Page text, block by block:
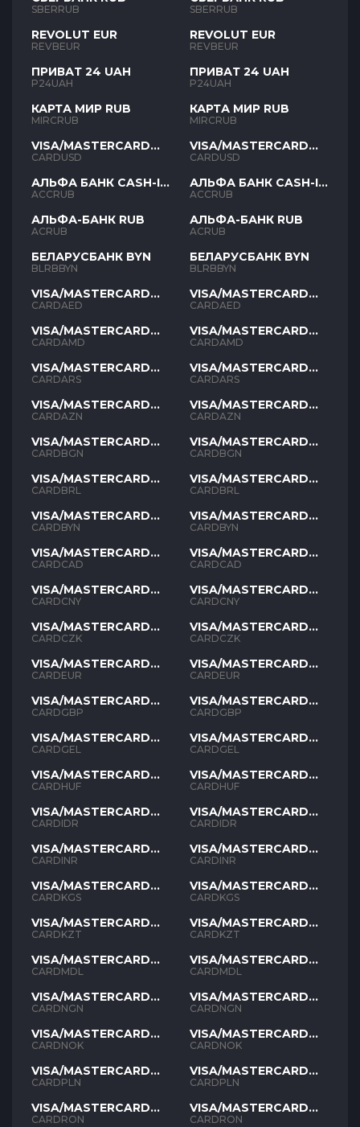
SBERRUB
REVOLUT EUR
REVBEUR
ПРИВАТ 24 UAH
P24UAH
КАРТА МИР RUB
MIRCRUB
VISA/MASTERCARD
USD
CARDUSD
АЛЬФА БАНК CASH-IN
RUB
ACCRUB
АЛЬФА-БАНК RUB
ACRUB
БЕЛАРУСБАНК BYN
BLRBBYN
VISA/MASTERCARD
AED
CARDAED
VISA/MASTERCARD
AMD
CARDAMD
VISA/MASTERCARD
ARS
CARDARS
VISA/MASTERCARD
AZN
CARDAZN
VISA/MASTERCARD
BGN
CARDBGN
VISA/MASTERCARD
BRL
CARDBRL
VISA/MASTERCARD
BYN
CARDBYN
VISA/MASTERCARD
CAD
CARDCAD
VISA/MASTERCARD
CNY
CARDCNY
VISA/MASTERCARD
CZK
CARDCZK
VISA/MASTERCARD
EUR
CARDEUR
VISA/MASTERCARD
GBP
CARDGBP
VISA/MASTERCARD
GEL
CARDGEL
VISA/MASTERCARD
HUF
CARDHUF
VISA/MASTERCARD
IDR
CARDIDR
VISA/MASTERCARD
INR
CARDINR
VISA/MASTERCARD
KGS
CARDKGS
VISA/MASTERCARD
KZT
CARDKZT
VISA/MASTERCARD
MDL
CARDMDL
VISA/MASTERCARD
NGN
CARDNGN
VISA/MASTERCARD
NOK
CARDNOK
VISA/MASTERCARD
PLN
CARDPLN
VISA/MASTERCARD
RON
CARDRON
SBERRUB
REVOLUT EUR
REVBEUR
ПРИВАТ 24 UAH
P24UAH
КАРТА МИР RUB
MIRCRUB
VISA/MASTERCARD
USD
CARDUSD
АЛЬФА БАНК CASH-IN
RUB
ACCRUB
АЛЬФА-БАНК RUB
ACRUB
БЕЛАРУСБАНК BYN
BLRBBYN
VISA/MASTERCARD
AED
CARDAED
VISA/MASTERCARD
AMD
CARDAMD
VISA/MASTERCARD
ARS
CARDARS
VISA/MASTERCARD
AZN
CARDAZN
VISA/MASTERCARD
BGN
CARDBGN
VISA/MASTERCARD
BRL
CARDBRL
VISA/MASTERCARD
BYN
CARDBYN
VISA/MASTERCARD
CAD
CARDCAD
VISA/MASTERCARD
CNY
CARDCNY
VISA/MASTERCARD
CZK
CARDCZK
VISA/MASTERCARD
EUR
CARDEUR
VISA/MASTERCARD
GBP
CARDGBP
VISA/MASTERCARD
GEL
CARDGEL
VISA/MASTERCARD
HUF
CARDHUF
VISA/MASTERCARD
IDR
CARDIDR
VISA/MASTERCARD
INR
CARDINR
VISA/MASTERCARD
KGS
CARDKGS
VISA/MASTERCARD
KZT
CARDKZT
VISA/MASTERCARD
MDL
CARDMDL
VISA/MASTERCARD
NGN
CARDNGN
VISA/MASTERCARD
NOK
CARDNOK
VISA/MASTERCARD
PLN
CARDPLN
VISA/MASTERCARD
RON
CARDRON